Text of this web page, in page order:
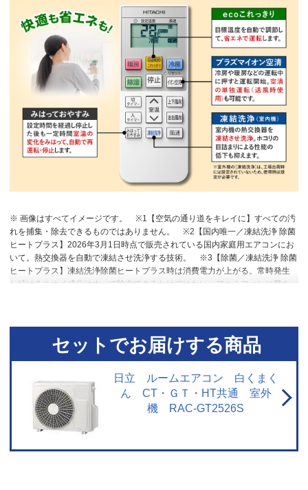
※ 画像はすべてイメージです。
※1【空気の通り道をキレイに】すべての汚
れを捕集・除去できるものではありません。
※2【国内唯一／凍結洗浄 除菌
ヒートプラス】2026年3月1日時点で販売されている国内家庭用エアコンにお
いて。熱交換器を自動で凍結させ洗浄する技術。
※3【除菌／凍結洗浄 除菌
ヒートプラス】凍結洗浄除菌ヒートプラス時は消費電力が上がる。常時発生
し続けるニオイ成分はすべて除去できるわけではない。アルミフィンに菌を
※5【浮遊物質を捕集・抑制/ニオイを抑制】閉鎖された実験設備に
おける試験結果によるもので、実使用空間での効果を示すものではありませ
ん。
※6【内部のカビを抑制／カビバスター】約20分間。室温・湿度が上昇
する場合あり。工場出荷時は設定されておらずお客様ご自身による設定が必
※7【国内唯一／ステンレス・クリーン システム】2026年3月1日時点
で販売されている国内家庭用エアコンにおいて。通風路、フラップにステン
レスを採用。
※8【最上位モデルにも搭載／凍結洗浄 除菌ヒートプラス】X
シリーズ搭載「凍結洗浄ヒートプラス」とは加熱温度が異なる。手動運転の
満足度。2023年11月調査。N=6,455。
※10【フィルター掃除で約10％の省
セットでお届けする商品
日立 ルームエアコン 白くまく
ん CT・ＧＴ・HT共通 室外
機 RAC-GT2526S